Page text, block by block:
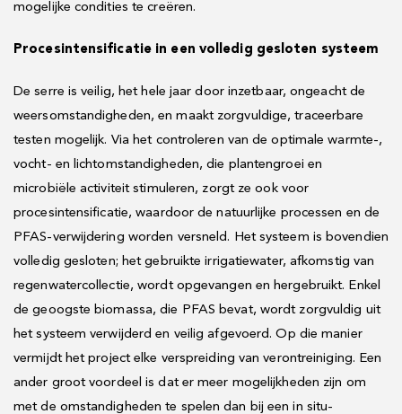
mogelijke condities te creëren.
Procesintensificatie in een volledig gesloten systeem
De serre is veilig, het hele jaar door inzetbaar, ongeacht de
weersomstandigheden, en maakt zorgvuldige, traceerbare
testen mogelijk. Via het controleren van de optimale warmte-,
vocht- en lichtomstandigheden, die plantengroei en
microbiële activiteit stimuleren, zorgt ze ook voor
procesintensificatie, waardoor de natuurlijke processen en de
PFAS-verwijdering worden versneld. Het systeem is bovendien
volledig gesloten; het gebruikte irrigatiewater, afkomstig van
regenwatercollectie, wordt opgevangen en hergebruikt. Enkel
de geoogste biomassa, die PFAS bevat, wordt zorgvuldig uit
het systeem verwijderd en veilig afgevoerd. Op die manier
vermijdt het project elke verspreiding van verontreiniging. Een
ander groot voordeel is dat er meer mogelijkheden zijn om
met de omstandigheden te spelen dan bij een in situ-